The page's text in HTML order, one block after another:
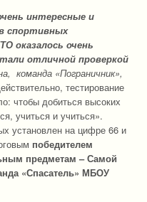
интересные и
спортивных
оказалось очень
отличной проверкой
команда «Пограничник»,
тестирование
чтобы добиться высоких
учиться и учиться».
установлен на цифре 66 и
победителем
предметам – Самой
«Спасатель» МБОУ